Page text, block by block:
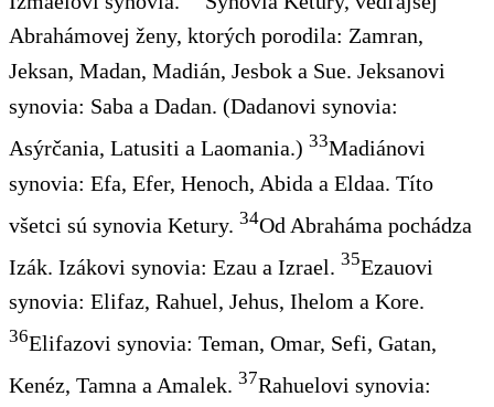
Abrahámovej ženy, ktorých porodila: Zamran,
Jeksan, Madan, Madián, Jesbok a Sue. Jeksanovi
synovia: Saba a Dadan. (Dadanovi synovia:
Asýrčania, Latusiti a Laomania.) 33Madiánovi
synovia: Efa, Efer, Henoch, Abida a Eldaa. Títo
všetci sú synovia Ketury. 34Od Abraháma pochádza
Izák. Izákovi synovia: Ezau a Izrael. 35Ezauovi
synovia: Elifaz, Rahuel, Jehus, Ihelom a Kore.
36Elifazovi synovia: Teman, Omar, Sefi, Gatan,
Kenéz, Tamna a Amalek. 37Rahuelovi synovia: